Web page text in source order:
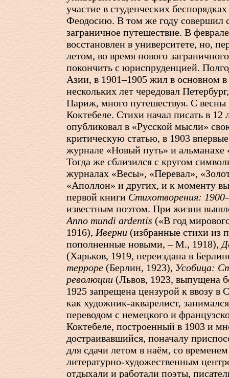
участие в студенческих
Феодосию. В том же году совершил
заграничное путешествие. В
восстановлен в университете, но,
летом, во время нового
покончить с юриспруденцией.
Азии, в 1901–1905 жил в основном
нескольких лет чередовал
Париж, много путешествуя. С
Коктебеле. Стихи начал писать в 12
опубликовал в «Русской мысли»
критическую статью, в 1903
журнале «Новый путь» и альманахе
Тогда же сблизился с кругом
журналах «Весы», «Перевал»,
«Аполлон» и других, и к моменту
первой книги Стихотворения:
известным поэтом. При жизни
Anno mundi ardentis («В год
1916), Иверни (избранные стихи из
пополненные новыми, – М., 1918),
(Харьков, 1919, переиздана в
терроре (Берлин, 1923), Усобица:
революции (Львов, 1923, выпущена
1925 запрещена цензурой к ввозу в
как художник-акварелист,
переводом с немецкого и
Коктебеле, построенный в 1903 и
достраивавшийся, поначалу
для сдачи летом в наём, со временем
литературно-художественным
отдыхали и работали поэты,